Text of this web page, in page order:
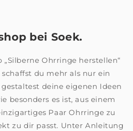
bei Soek.
„Silberne Ohrringe herstellen“
du mehr als nur ein
deine eigenen Ideen
besonders es ist, aus einem
Paar Ohrringe zu
zu dir passt. Unter Anleitung